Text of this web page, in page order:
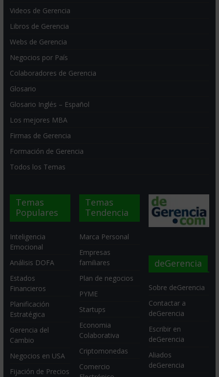
Videos de Gerencia
Libros de Gerencia
Webs de Gerencia
Negocios por País
Colaboradores de Gerencia
Glosario
Glosario Inglés – Español
Los mejores MBA
Firmas de Gerencia
Formación de Gerencia
Todos los Temas
Temas
Populares
Inteligencia
Emocional
Análisis DOFA
Estados
Financieros
Planificación
Estratégica
Gerencia del
Cambio
Negocios en USA
Fijación de Precios
Temas
Tendencia
Marca Personal
Empresas
familiares
Plan de negocios
PYME
Startups
Economia
Colaborativa
Criptomonedas
Comercio
deGerencia
Sobre deGerencia
Contactar a
deGerencia
Escribir en
deGerencia
Aliados
deGerencia